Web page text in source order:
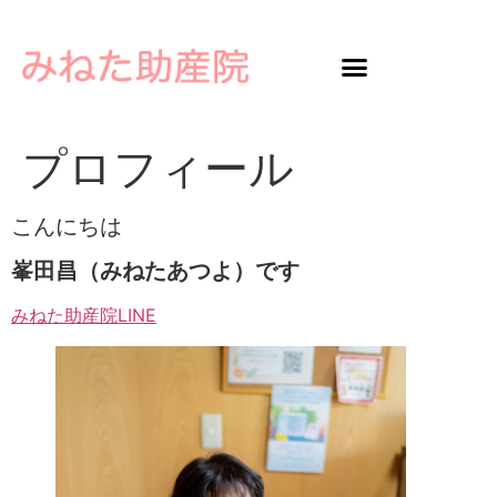
プロフィール
こんにちは
峯田昌（みねたあつよ）です
みねた助産院LINE